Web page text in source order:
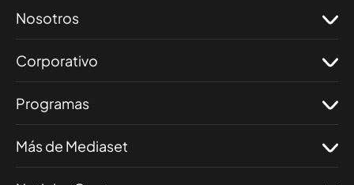
Nosotros
Corporativo
Programas
Más de Mediaset